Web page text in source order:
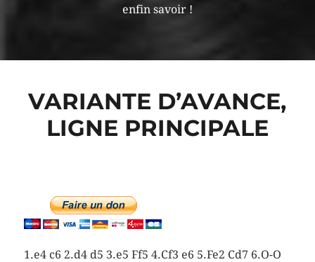
enfin savoir !
VARIANTE D’AVANCE,
LIGNE PRINCIPALE
1.e4 c6 2.d4 d5 3.e5 Ff5 4.Cf3 e6 5.Fe2 Cd7 6.O-O